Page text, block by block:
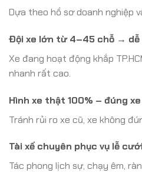
Dựa theo hồ sơ doanh nghiệp
Đội xe lớn từ 4–45 chỗ → dễ
Xe đang hoạt động khắp
nhanh rất cao.
Hình xe thật 100% – đúng
Tránh rủi ro xe cũ, xe không
Tài xế chuyên phục vụ lễ
Tác phong lịch sự, chạy êm,